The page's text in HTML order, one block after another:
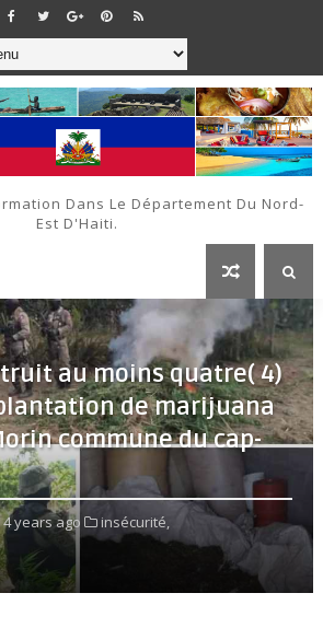
Dans Le Département Du Nord-
Est D'Haiti.
au moins quatre( 4)
de marijuana
commune du cap-
4 years ago
insécurité,